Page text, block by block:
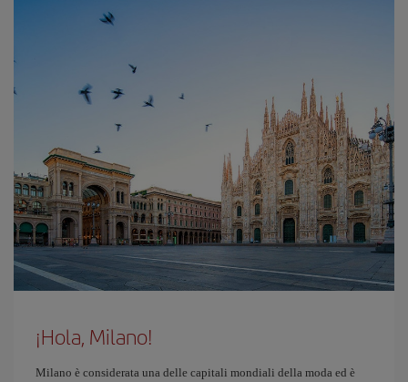
¡Hola, Milano!
Milano è considerata una delle capitali mondiali della moda ed è